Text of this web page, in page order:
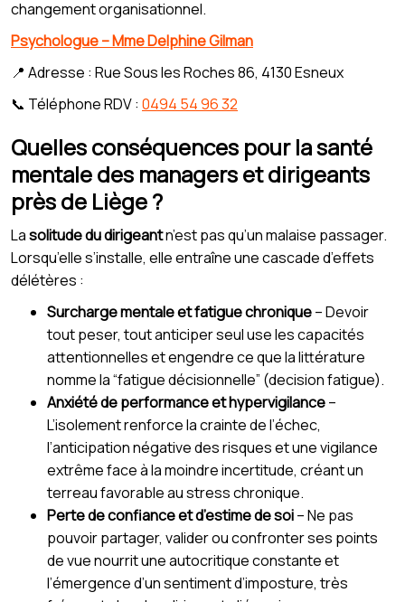
changement organisationnel.
Psychologue – Mme Delphine Gilman
📍 Adresse : Rue Sous les Roches 86, 4130 Esneux
📞 Téléphone RDV : 0494 54 96 32
Quelles conséquences pour la santé
mentale des managers et dirigeants
près de Liège ?
Lasolitude du dirigeantn’est pas qu’un malaise passager.
Lorsqu’elle s’installe, elle entraîne une cascade d’effets
délétères :
Surcharge mentale et fatigue chronique– Devoir
tout peser, tout anticiper seul use les capacités
attentionnelles et engendre ce que la littérature
nomme la “fatigue décisionnelle” (decision fatigue).
Anxiété de performance et hypervigilance–
L’isolement renforce la crainte de l’échec,
l’anticipation négative des risques et une vigilance
extrême face à la moindre incertitude, créant un
terreau favorable au stress chronique.
Perte de confiance et d’estime de soi– Ne pas
pouvoir partager, valider ou confronter ses points
de vue nourrit une autocritique constante et
l’émergence d’un sentiment d’imposture, très